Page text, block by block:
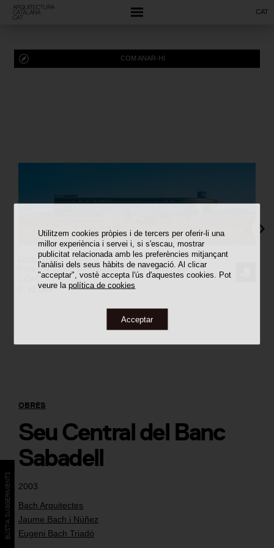
Utilitzem cookies pròpies i de tercers per oferir-li una
millor experiència i servei i, si s'escau, mostrar
publicitat relacionada amb les preferències mitjançant
l'anàlisi dels seus hàbits de navegació. Al clicar
"acceptar", vostè accepta l'ús d'aquestes cookies. Pot
veure lapolítica de cookies
Acceptar
CAT
2003
Bach Arquitectes
Jaume Bach i Núñez
Eugeni Bach Triadó
OBRES
Seu Central del Banc
Sabadell
COM ANAR-HI
Lluís Casals
Fons Fotogràfic Lluís Casals / Arxiu Històric del
© VEGAP
BÚSTIA SUGGERIMENTS